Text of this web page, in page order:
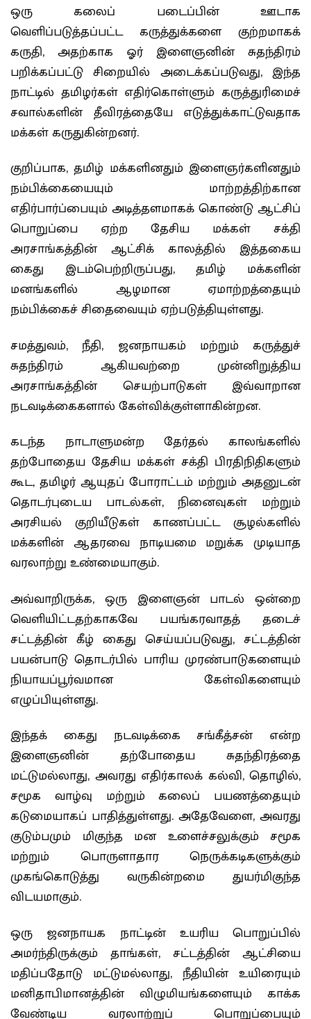
ஒரு கலைப் படைப்பின் ஊடாக
வெளிப்படுத்தப்பட்ட கருத்துக்களை குற்றமாகக்
கருதி, அதற்காக ஓர் இளைஞனின் சுதந்திரம்
பறிக்கப்பட்டு சிறையில் அடைக்கப்படுவது, இந்த
நாட்டில் தமிழர்கள் எதிர்கொள்ளும் கருத்துரிமைச்
சவால்களின் தீவிரத்தையே எடுத்துக்காட்டுவதாக
மக்கள் கருதுகின்றனர்.
குறிப்பாக, தமிழ் மக்களினதும் இளைஞர்களினதும்
நம்பிக்கையையும் மாற்றத்திற்கான
எதிர்பார்ப்பையும் அடித்தளமாகக் கொண்டு ஆட்சிப்
பொறுப்பை ஏற்ற தேசிய மக்கள் சக்தி
அரசாங்கத்தின் ஆட்சிக் காலத்தில் இத்தகைய
கைது இடம்பெற்றிருப்பது, தமிழ் மக்களின்
மனங்களில் ஆழமான ஏமாற்றத்தையும்
நம்பிக்கைச் சிதைவையும் ஏற்படுத்தியுள்ளது.
சமத்துவம், நீதி, ஜனநாயகம் மற்றும் கருத்துச்
சுதந்திரம் ஆகியவற்றை முன்னிறுத்திய
அரசாங்கத்தின் செயற்பாடுகள் இவ்வாறான
நடவடிக்கைகளால் கேள்விக்குள்ளாகின்றன.
கடந்த நாடாளுமன்ற தேர்தல் காலங்களில்
தற்போதைய தேசிய மக்கள் சக்தி பிரதிநிதிகளும்
கூட, தமிழர் ஆயுதப் போராட்டம் மற்றும் அதனுடன்
தொடர்புடைய பாடல்கள், நினைவுகள் மற்றும்
அரசியல் குறியீடுகள் காணப்பட்ட சூழல்களில்
மக்களின் ஆதரவை நாடியமை மறுக்க முடியாத
வரலாற்று உண்மையாகும்.
அவ்வாறிருக்க, ஒரு இளைஞன் பாடல் ஒன்றை
வெளியிட்டதற்காகவே பயங்கரவாதத் தடைச்
சட்டத்தின் கீழ் கைது செய்யப்படுவது, சட்டத்தின்
பயன்பாடு தொடர்பில் பாரிய முரண்பாடுகளையும்
நியாயப்பூர்வமான கேள்விகளையும்
எழுப்பியுள்ளது.
இந்தக் கைது நடவடிக்கை சங்கீத்சன் என்ற
இளைஞனின் தற்போதைய சுதந்திரத்தை
மட்டுமல்லாது, அவரது எதிர்காலக் கல்வி, தொழில்,
சமூக வாழ்வு மற்றும் கலைப் பயணத்தையும்
கடுமையாகப் பாதித்துள்ளது. அதேவேளை, அவரது
குடும்பமும் மிகுந்த மன உளைச்சலுக்கும் சமூக
மற்றும் பொருளாதார நெருக்கடிகளுக்கும்
முகங்கொடுத்து வருகின்றமை துயர்மிகுந்த
விடயமாகும்.
ஒரு ஜனநாயக நாட்டின் உயரிய பொறுப்பில்
அமர்ந்திருக்கும் தாங்கள், சட்டத்தின் ஆட்சியை
மதிப்பதோடு மட்டுமல்லாது, நீதியின் உயிரையும்
மனிதாபிமானத்தின் விழுமியங்களையும் காக்க
வேண்டிய வரலாற்றுப் பொறுப்பையும்